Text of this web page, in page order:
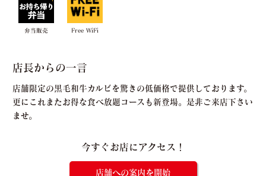
弁当販売 Free WiFi
店長からの一言
店舗限定の黒毛和牛カルビを驚きの低価格で提供しております。
更にこれまたお得な食べ放題コースも新登場。是非ご来店下さい
ませ。
今すぐお店にアクセス！
店舗への案内を開始